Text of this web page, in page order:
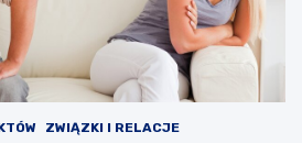
ZWIĄZKI I RELACJE